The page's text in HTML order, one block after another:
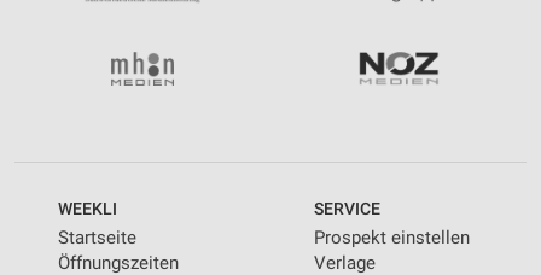
WEEKLI
Startseite
Öffnungszeiten
SERVICE
Prospekt einstellen
Verlage